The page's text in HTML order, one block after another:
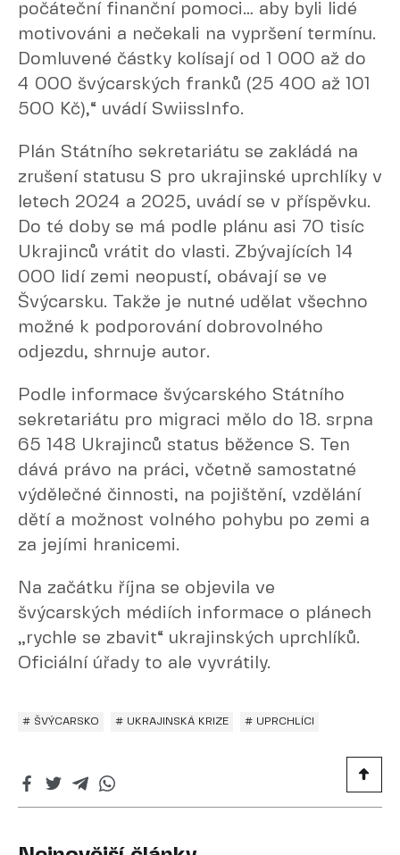
počáteční finanční pomoci… aby byli lidé
motivováni a nečekali na vypršení termínu.
Domluvené částky kolísají od 1 000 až do
4 000 švýcarských franků (25 400 až 101
500 Kč),“ uvádí SwiissInfo.
Plán Státního sekretariátu se zakládá na
zrušení statusu S pro ukrajinské uprchlíky v
letech 2024 a 2025, uvádí se v příspěvku.
Do té doby se má podle plánu asi 70 tisíc
Ukrajinců vrátit do vlasti. Zbývajících 14
000 lidí zemi neopustí, obávají se ve
Švýcarsku. Takže je nutné udělat všechno
možné k podporování dobrovolného
odjezdu, shrnuje autor.
Podle informace švýcarského Státního
sekretariátu pro migraci mělo do 18. srpna
65 148 Ukrajinců status běžence S. Ten
dává právo na práci, včetně samostatné
výdělečné činnosti, na pojištění, vzdělání
dětí a možnost volného pohybu po zemi a
za jejími hranicemi.
Na začátku října se objevila ve
švýcarských médiích informace o plánech
„rychle se zbavit“ ukrajinských uprchlíků.
Oficiální úřady to ale vyvrátily.
# ŠVÝCARSKO # UKRAJINSKÁ KRIZE # UPRCHLÍCI